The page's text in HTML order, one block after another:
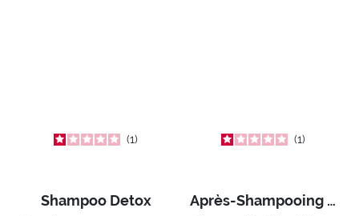
1
Shampoo Detox
1
Après-Shampooing Détox